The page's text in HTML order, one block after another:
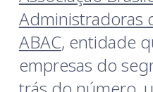
Administradoras
ABAC, entidade
empresas do